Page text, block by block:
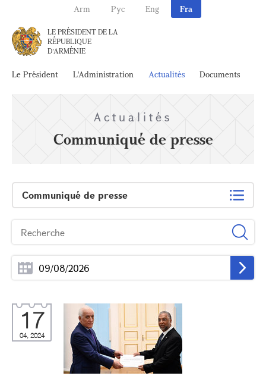
Arm Рус Eng Fra
LE PRÉSIDENT DE LA
RÉPUBLIQUE
D'ARMÉNIE
Le Président L'Administration Actualités Documents
Actualités
Communiqué de presse
Communiqué de presse
17
04, 2024